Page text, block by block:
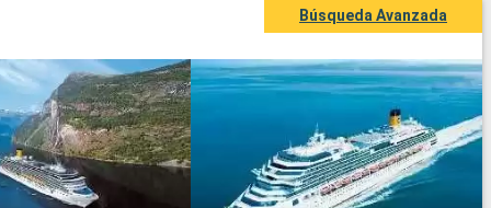
Búsqueda Avanzada